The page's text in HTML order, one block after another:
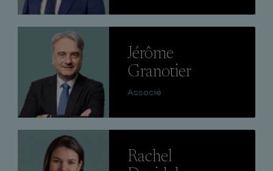
Jérôme
Granotier
Associé
Rachel